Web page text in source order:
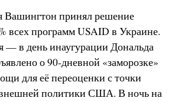
Вашингтон принял решение
всех программ USAID в Украине.
— в день инаугурации Дональда
о 90-дневной «заморозке»
для её переоценки с точки
внешней политики США. В ночь на